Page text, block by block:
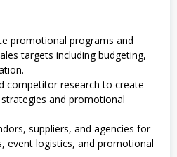
promotional programs and
targets including budgeting,
competitor research to create
and promotional
suppliers, and agencies for
event logistics, and promotional